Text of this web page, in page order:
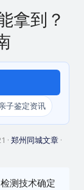
拿到？
子鉴定资讯
· 郑州同城文章·
测技术确定